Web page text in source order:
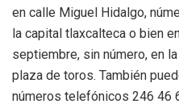
en calle Miguel Hidalgo,
la capital tlaxcalteca o bien
septiembre, sin número, en
plaza de toros. También
números telefónicos 246 46